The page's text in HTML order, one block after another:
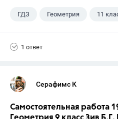
ГДЗ Геометрия 11
1 ответ
Серафимс К
Самостоятельная работа